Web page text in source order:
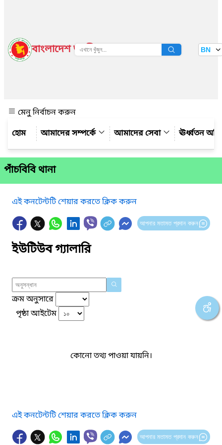
বাংলাদেশ জাতীয় তথ্য বাতায়ন BN
মেনু নির্বাচন করুন
আমাদের সম্পর্কে
আমাদের সেবা ঊর্ধ্বতন
পাঁচবিবি থানা
এই কনটেন্টটি শেয়ার করতে ক্লিক করুন
আপনার মতামত প্রদান করুন
ইউটিউব গ্যালারি
ক্রম অনুসারে
পৃষ্ঠা আইটেম
কোনো তথ্য পাওয়া যায়নি।
এই কনটেন্টটি শেয়ার করতে ক্লিক করুন
আপনার মতামত প্রদান করুন